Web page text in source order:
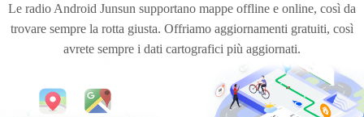
Le radio Android Junsun supportano mappe offline e online, così da
trovare sempre la rotta giusta. Offriamo aggiornamenti gratuiti, così
avrete sempre i dati cartografici più aggiornati.